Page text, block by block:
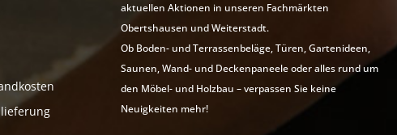
aktuellen Aktionen in unseren Fachmärkten
Obertshausen und Weiterstadt.
Ob Boden- und Terrassenbeläge, Türen, Gartenideen,
Saunen, Wand- und Deckenpaneele oder alles rund um
den Möbel- und Holzbau – verpassen Sie keine
Neuigkeiten mehr!